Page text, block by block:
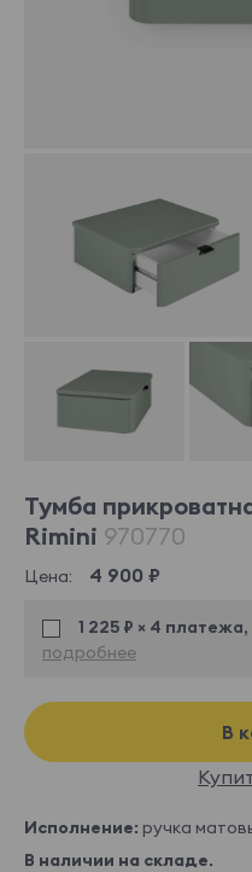
Тумба
Rimini 970770
Цена: 4 900 ₽
1 225 ₽ × 4 платежа,
подробнее
В
Исполнение: ручка
В наличии на складе.